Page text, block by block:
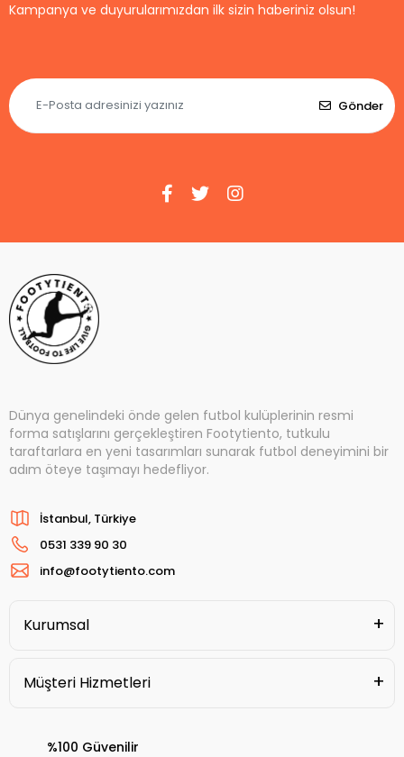
Kampanya ve duyurularımızdan ilk sizin haberiniz olsun!
Gönder
Dünya genelindeki önde gelen futbol kulüplerinin resmi
forma satışlarını gerçekleştiren Footytiento, tutkulu
taraftarlara en yeni tasarımları sunarak futbol deneyimini bir
adım öteye taşımayı hedefliyor.
İstanbul, Türkiye
0531 339 90 30
info@footytiento.com
Kurumsal
Müşteri Hizmetleri
%100 Güvenilir